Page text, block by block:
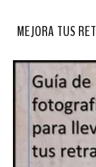
MEJORA TUS